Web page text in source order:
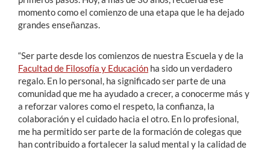
momento como el comienzo de una etapa que le ha dejado
grandes enseñanzas.
“Ser parte desde los comienzos de nuestra Escuela y de la
Facultad de Filosofía y Educación ha sido un verdadero
regalo. En lo personal, ha significado ser parte de una
comunidad que me ha ayudado a crecer, a conocerme más y
a reforzar valores como el respeto, la confianza, la
colaboración y el cuidado hacia el otro. En lo profesional,
me ha permitido ser parte de la formación de colegas que
han contribuido a fortalecer la salud mental y la calidad de